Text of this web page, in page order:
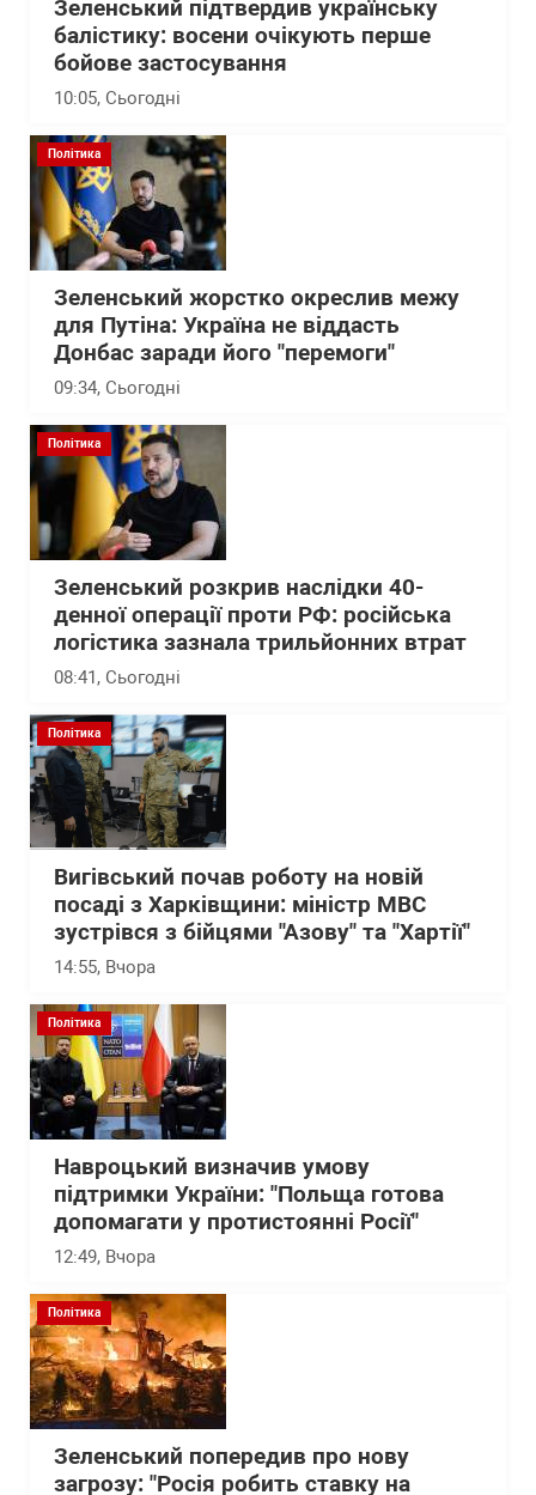
Зеленський підтвердив українську
балістику: восени очікують перше
бойове застосування
10:05, Сьогодні
Політика
Зеленський жорстко окреслив межу
для Путіна: Україна не віддасть
Донбас заради його "перемоги"
09:34, Сьогодні
Політика
Зеленський розкрив наслідки 40-
денної операції проти РФ: російська
логістика зазнала трильйонних втрат
08:41, Сьогодні
Політика
Вигівський почав роботу на новій
посаді з Харківщини: міністр МВС
зустрівся з бійцями "Азову" та "Хартії"
14:55, Вчора
Політика
Навроцький визначив умову
підтримки України: "Польща готова
допомагати у протистоянні Росії"
12:49, Вчора
Політика
Зеленський попередив про нову
загрозу: "Росія робить ставку на